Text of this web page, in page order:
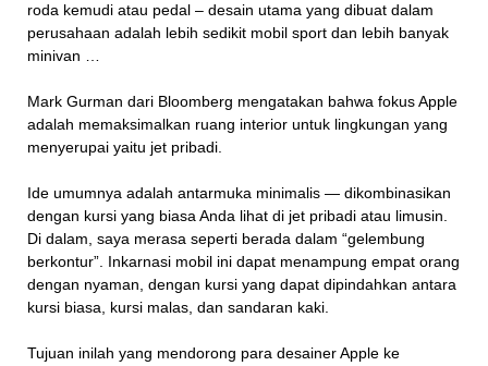
roda kemudi atau pedal – desain utama yang dibuat dalam
perusahaan adalah lebih sedikit mobil sport dan lebih banyak
minivan …
Mark Gurman dari Bloomberg mengatakan bahwa fokus Apple
adalah memaksimalkan ruang interior untuk lingkungan yang
menyerupai yaitu jet pribadi.
Ide umumnya adalah antarmuka minimalis — dikombinasikan
dengan kursi yang biasa Anda lihat di jet pribadi atau limusin.
Di dalam, saya merasa seperti berada dalam “gelembung
berkontur”. Inkarnasi mobil ini dapat menampung empat orang
dengan nyaman, dengan kursi yang dapat dipindahkan antara
kursi biasa, kursi malas, dan sandaran kaki.
Tujuan inilah yang mendorong para desainer Apple ke